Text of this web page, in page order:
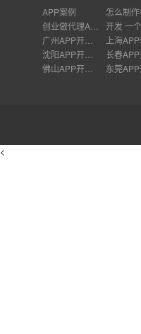
APP案例
创业做代理APP开发
广州APP开发公司
沈阳APP开发公司
佛山APP开发公司
<